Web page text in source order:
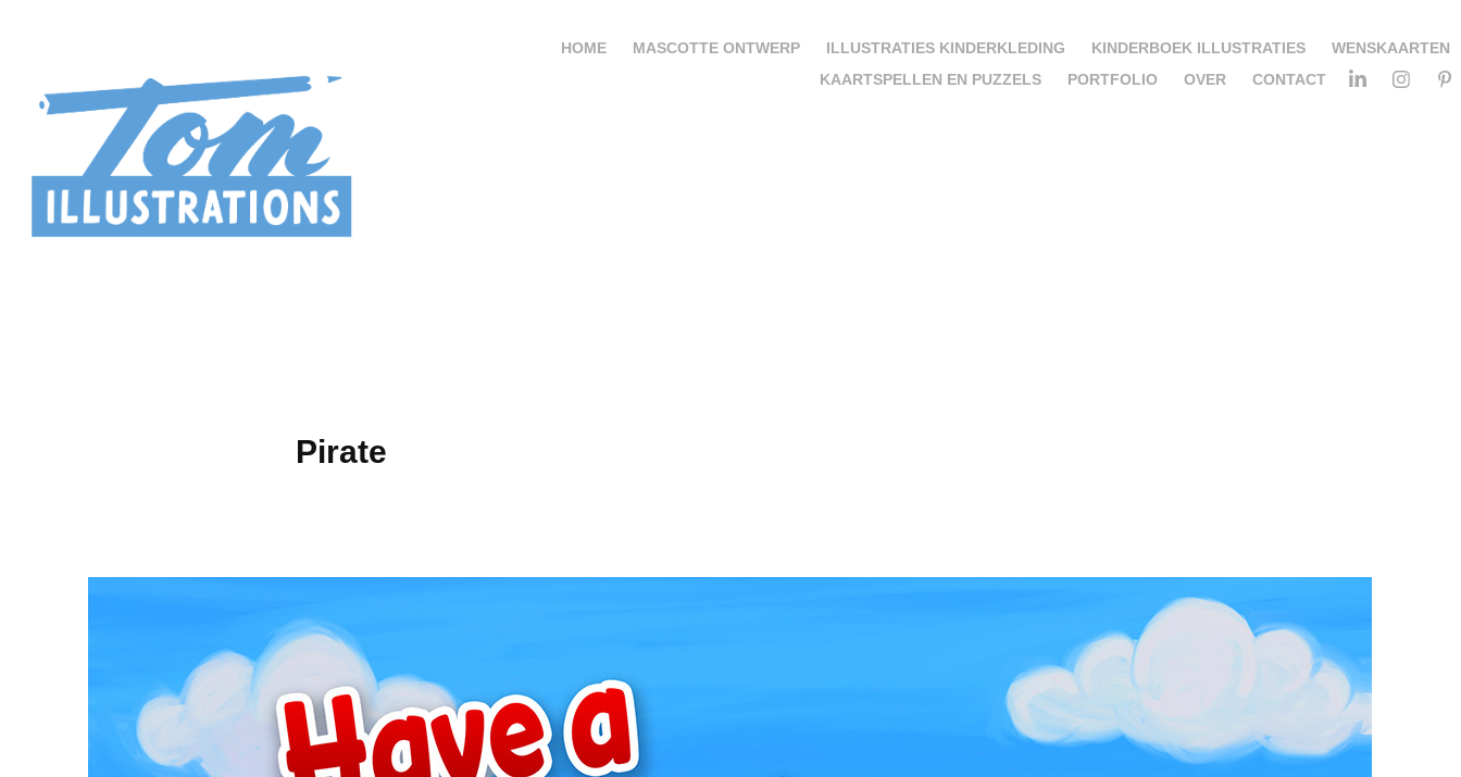
HOME MASCOTTE ONTWERP ILLUSTRATIES KINDERKLEDING KINDERBOEK ILLUSTRATIES
WENSKAARTEN
KAARTSPELLEN EN PUZZELS
PORTFOLIO OVER CONTACT
Pirate